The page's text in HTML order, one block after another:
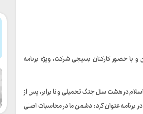
با حضور کارکنان بسیجی شرکت، ویژه برنامه
در هشت سال جنگ تحمیلی و نا برابر، پس از
برنامه عنوان کرد: دشمن ما در محاسبات اصلی